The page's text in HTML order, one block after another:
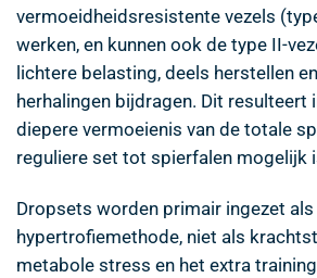
vermoeidheidsresistente vezels
werken, en kunnen ook de type II-
lichtere belasting, deels herstellen
herhalingen bijdragen. Dit resulteert
diepere vermoeienis van de totale
reguliere set tot spierfalen mogelijk
Dropsets worden primair ingezet als
hypertrofiemethode, niet als
metabole stress en het extra